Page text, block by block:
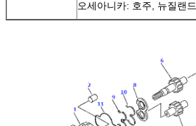
오세아니카: 호주, 뉴질랜드